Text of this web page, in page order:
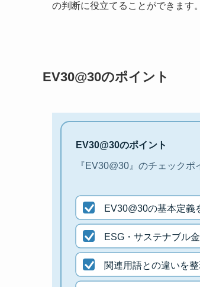
の判断に役立てることができます。
EV30@30のポイント
EV30@30のポイント
『EV30@30』のチェックポ
EV30@30の基本定義
ESG・サステナブル
関連用語との違いを